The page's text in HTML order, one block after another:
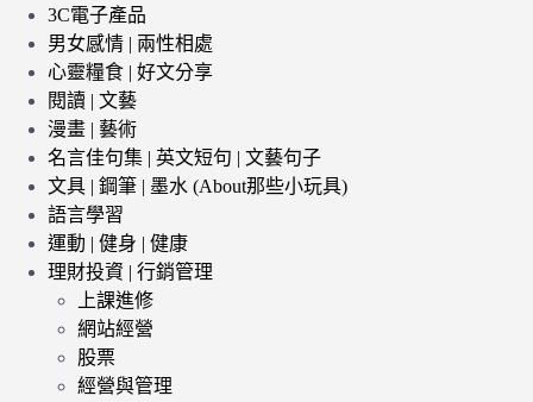
3C電子產品
男女感情 | 兩性相處
心靈糧食 | 好文分享
閱讀 | 文藝
漫畫 | 藝術
名言佳句集 | 英文短句 | 文藝句子
文具 | 鋼筆 | 墨水 (About那些小玩具)
語言學習
運動 | 健身 | 健康
理財投資 | 行銷管理
上課進修
網站經營
股票
經營與管理